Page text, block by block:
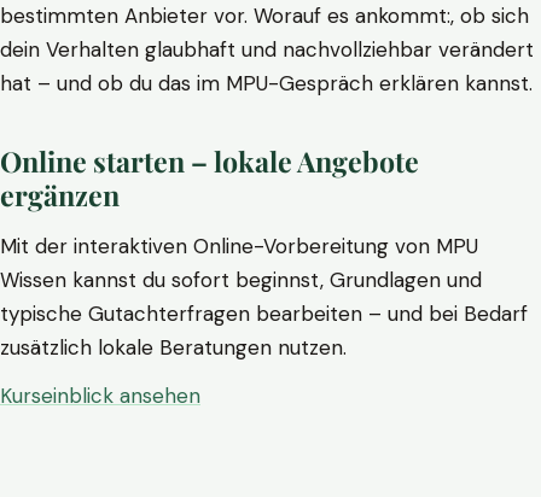
bestimmten Anbieter vor. Worauf es ankommt:, ob sich
dein Verhalten glaubhaft und nachvollziehbar verändert
hat – und ob du das im MPU-Gespräch erklären kannst.
Online starten – lokale Angebote
ergänzen
Mit der interaktiven Online-Vorbereitung von MPU
Wissen kannst du sofort beginnst, Grundlagen und
typische Gutachterfragen bearbeiten – und bei Bedarf
zusätzlich lokale Beratungen nutzen.
Kurseinblick ansehen